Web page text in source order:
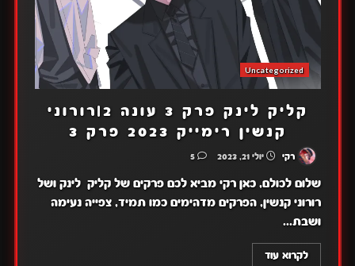
Uncategorized
קליק לינק פרק 3 עונה 2|רורוני
קנשין רימייק 2023 פרק 3
רקי יולי 21, 2023 5
שלום לכולם, כאן רקי מביא לכם פרקים של קליק לינק ושל
רורוני קנשין, הפרקים מדהימים כמו תמיד, צפייה נעימה
ושבת...
לקרוא עוד